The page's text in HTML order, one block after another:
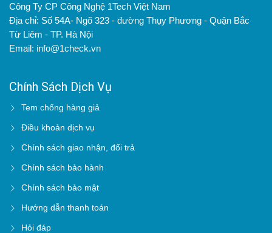
Công Ty CP Công Nghệ 1Tech Việt Nam
Địa chỉ: Số 54A- Ngõ 323 - đường Thụy Phương - Quận Bắc
Từ Liêm - TP. Hà Nội
Email: info@1check.vn
Chính Sách Dịch Vụ
Tem chống hàng giả
Điều khoản dịch vụ
Chính sách giao nhận, đổi trả
Chính sách bảo hành
Chính sách bảo mật
Hướng dẫn thanh toán
Hỏi đáp